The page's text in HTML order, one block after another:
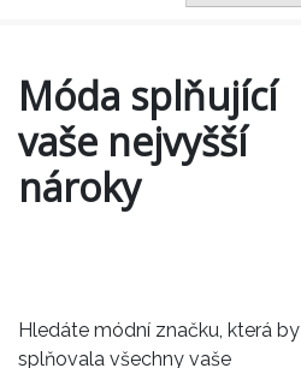
Móda splňující
vaše nejvyšší
nároky
Hledáte módní značku, která by
splňovala všechny vaše